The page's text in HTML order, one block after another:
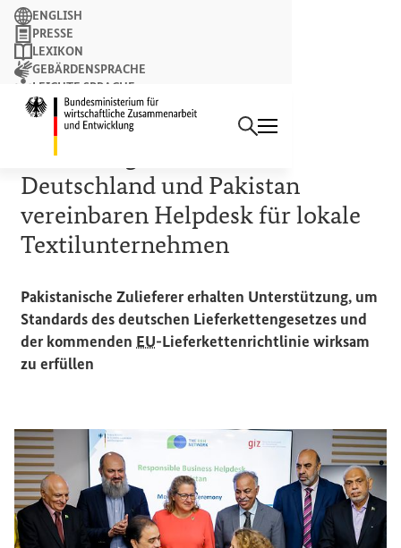
Suchbegriff
Suchen
ENGLISH
PRESSE
LEXIKON
GEBÄRDENSPRACHE
LEICHTE SPRACHE
NEWSLETTER
REISE NACH PAKISTAN
Nachhaltige Lieferketten:
Deutschland und Pakistan
vereinbaren Helpdeskfür lokale
Textilunternehmen
Pakistanische Zulieferer erhalten Unterstützung, um
Standards des deutschen Lieferkettengesetzes und
der kommenden EU-Lieferkettenrichtlinie wirksam
zu erfüllen